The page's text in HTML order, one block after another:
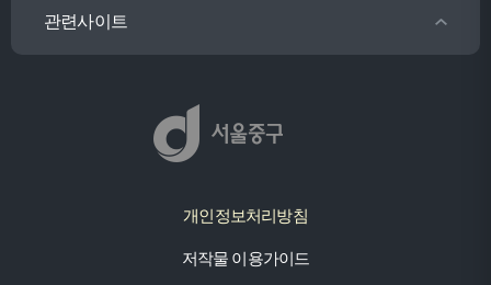
관련사이트
개인정보처리방침
저작물 이용가이드